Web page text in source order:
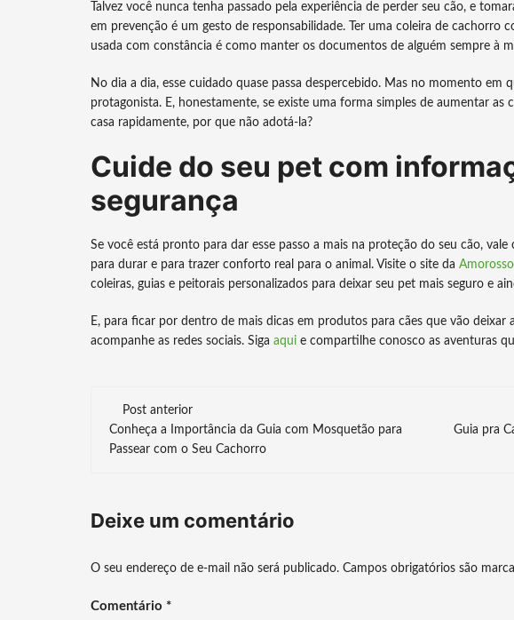
Talvez você nunca tenha passado pela experiência de perder seu cão, e
em prevenção é um gesto de responsabilidade. Ter uma coleira de cachorro
usada com constância é como manter os documentos de alguém sempre à
No dia a dia, esse cuidado quase passa despercebido. Mas no momento em
protagonista. E, honestamente, se existe uma forma simples de aumentar as
casa rapidamente, por que não adotá-la?
Cuide do seu pet com
segurança
Se você está pronto para dar esse passo a mais na proteção do seu cão,
para durar e para trazer conforto real para o animal. Visite o site da Amorosso
coleiras, guias e peitorais personalizados para deixar seu pet mais seguro e
E, para ficar por dentro de mais dicas em produtos para cães que vão deixar
acompanhe as redes sociais. Siga aqui e compartilhe conosco as aventuras
Navegação
de
Post anterior
Conheça a Importância da Guia com Mosquetão para
Passear com o Seu Cachorro
Guia pra
Deixe um comentário
O seu endereço de e-mail não será publicado. Campos obrigatórios são
Comentário *